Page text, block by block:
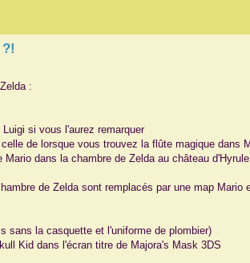
:
si vous l'aurez remarquer
de lorsque vous trouvez la flûte magique dans
dans la chambre de Zelda au château d'Hyrule
de Zelda sont remplacés par une map Mario
sans la casquette et l'uniforme de plombier)
Kid dans l'écran titre de Majora's Mask 3DS